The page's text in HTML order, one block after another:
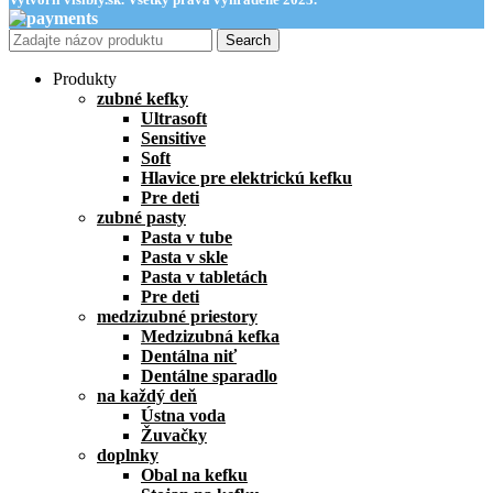
Search
Produkty
zubné kefky
Ultrasoft
Sensitive
Soft
Hlavice pre elektrickú kefku
Pre deti
zubné pasty
Pasta v tube
Pasta v skle
Pasta v tabletách
Pre deti
medzizubné priestory
Medzizubná kefka
Dentálna niť
Dentálne sparadlo
na každý deň
Ústna voda
Žuvačky
doplnky
Obal na kefku